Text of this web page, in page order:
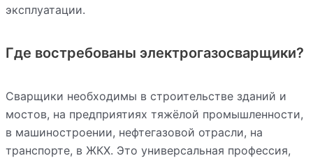
эксплуатации.
Где востребованы электрогазосварщики?
Сварщики необходимы в строительстве зданий и
мостов, на предприятиях тяжёлой промышленности,
в машиностроении, нефтегазовой отрасли, на
транспорте, в ЖКХ. Это универсальная профессия,